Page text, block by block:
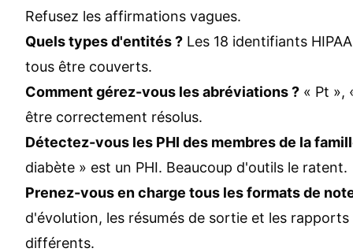
Refusez les affirmations vagues.
Quels types d'entités ? Les 18 identifiants
tous être couverts.
Comment gérez-vous les abréviations ? « Pt »,
être correctement résolus.
Détectez-vous les PHI des membres de la
diabète » est un PHI. Beaucoup d'outils le ratent.
Prenez-vous en charge tous les formats de
d'évolution, les résumés de sortie et les
différents.